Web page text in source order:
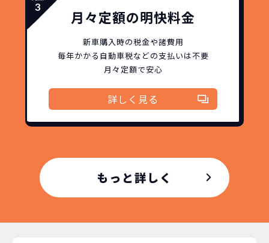
月々定額の明快料金
新車購入時の税金や諸費用
毎年かかる自動車税などの支払いは不要
月々定額で安心
詳しく見る
どこよりも安くご契約いただけます！
NORIDOKIは高残価設定を実現！
短期間だから安心！
NORIDOKIなら短期リースでも安いんです！
月々定額料金で安心
NORIDOKIなら頭金・ボーナス払い・諸経費・税
もっと詳しく